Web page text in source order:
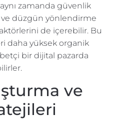
zamanda güvenlik
ve düzgün yönlendirme
de içerebilir. Bu
daha yüksek organik
bir dijital pazarda
ve